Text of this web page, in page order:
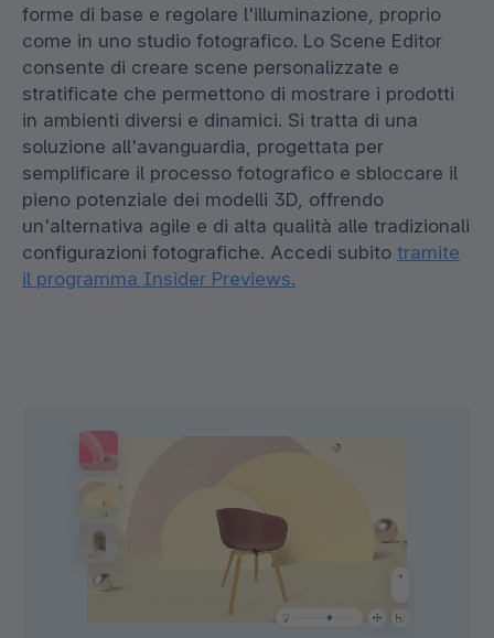
forme di base e regolare l'illuminazione, proprio
come in uno studio fotografico. Lo Scene Editor
consente di creare scene personalizzate e
stratificate che permettono di mostrare i prodotti
in ambienti diversi e dinamici. Si tratta di una
soluzione all'avanguardia, progettata per
semplificare il processo fotografico e sbloccare il
pieno potenziale dei modelli 3D, offrendo
un'alternativa agile e di alta qualità alle tradizionali
configurazioni fotografiche. Accedi subito tramite
il programma Insider Previews.